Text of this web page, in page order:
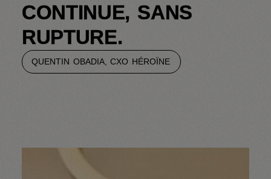
CONTINUE, SANS
RUPTURE.
QUENTIN OBADIA, CXO HÉROÏNE